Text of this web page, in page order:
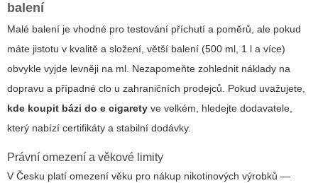
balení
Malé balení je vhodné pro testování příchutí a poměrů, ale pokud
máte jistotu v kvalitě a složení, větší balení (500 ml, 1 l a více)
obvykle vyjde levněji na ml. Nezapomeňte zohlednit náklady na
dopravu a případné clo u zahraničních prodejců. Pokud uvažujete,
kde koupit bázi do e cigarety ve velkém, hledejte dodavatele,
který nabízí certifikáty a stabilní dodávky.
Právní omezení a věkové limity
V Česku platí omezení věku pro nákup nikotinových výrobků —